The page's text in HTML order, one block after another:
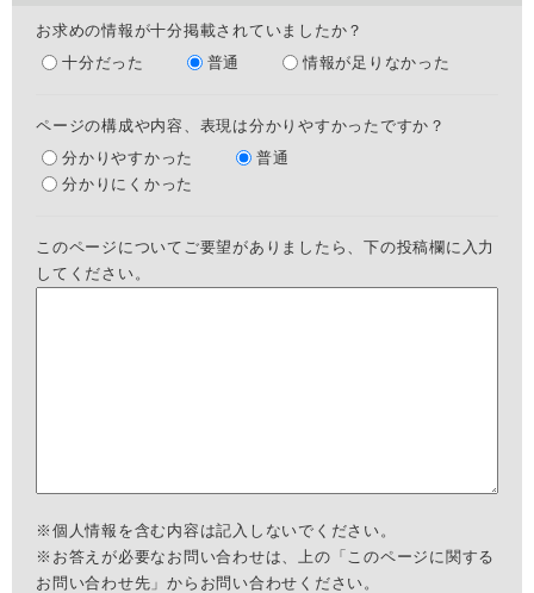
お求めの情報が十分掲載されていましたか？
十分だった
普通 情報が足りなかった
ページの構成や内容、表現は分かりやすかったですか？
分かりやすかった
普通
分かりにくかった
このページについてご要望がありましたら、下の投稿欄に入力
してください。
※個人情報を含む内容は記入しないでください。
※お答えが必要なお問い合わせは、上の「このページに関する
お問い合わせ先」からお問い合わせください。